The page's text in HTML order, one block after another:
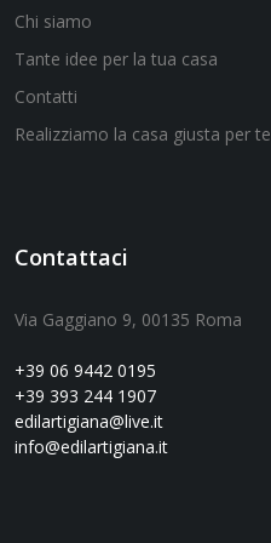
Chi siamo
Tante idee per la tua casa
Contatti
Realizziamo la casa giusta per te
Contattaci
Via Gaggiano 9, 00135 Roma
+39 06 9442 0195
+39 393 244 1907
edilartigiana@live.it
info@edilartigiana.it